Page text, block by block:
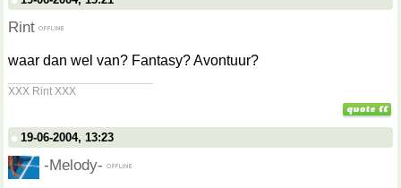
Rint
waar dan wel van? Fantasy? Avontuur?
XXX Rint XXX
19-06-2004, 13:23
-Melody-